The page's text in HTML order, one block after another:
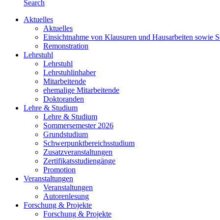
Search
Aktuelles
Aktuelles
Einsichtnahme von Klausuren und Hausarbeiten sowie
Remonstration
Lehrstuhl
Lehrstuhl
Lehrstuhlinhaber
Mitarbeitende
ehemalige Mitarbeitende
Doktoranden
Lehre & Studium
Lehre & Studium
Sommersemester 2026
Grundstudium
Schwerpunktbereichsstudium
Zusatzveranstaltungen
Zertifikatsstudiengänge
Promotion
Veranstaltungen
Veranstaltungen
Autorenlesung
Forschung & Projekte
Forschung & Projekte